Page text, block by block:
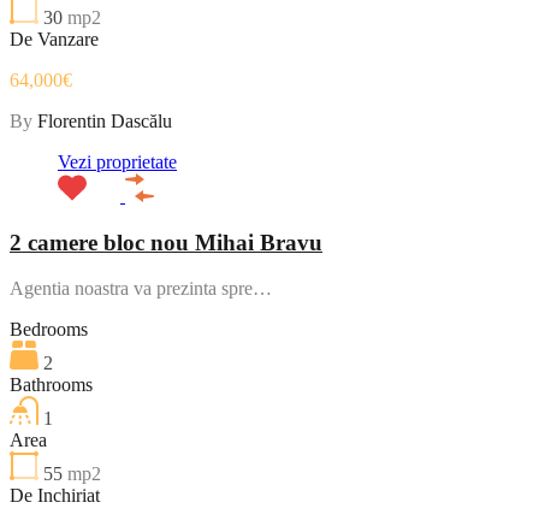
30 mp2
De Vanzare
64,000€
By Florentin Dascălu
Vezi proprietate
2 camere bloc nou Mihai Bravu
Agentia noastra va prezinta spre…
Bedrooms
2
Bathrooms
1
Area
55 mp2
De Inchiriat